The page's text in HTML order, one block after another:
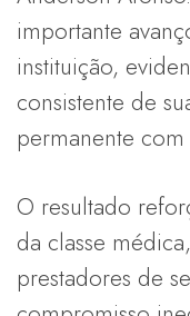
importante
instituição,
consistente de
permanente
O resultado
da classe
prestadores de